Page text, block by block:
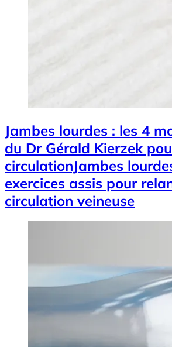
Jambes lourdes : les 4
du Dr Gérald Kierzek
circulationJambes
exercices assis pour
circulation veineuse